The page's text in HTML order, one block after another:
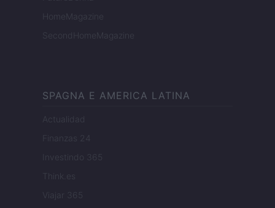
HomeMagazine
SecondHomeMagazine
SPAGNA E AMERICA LATINA
Actualidad
Finanzas 24
Investindo 365
Think.es
Viajar 365